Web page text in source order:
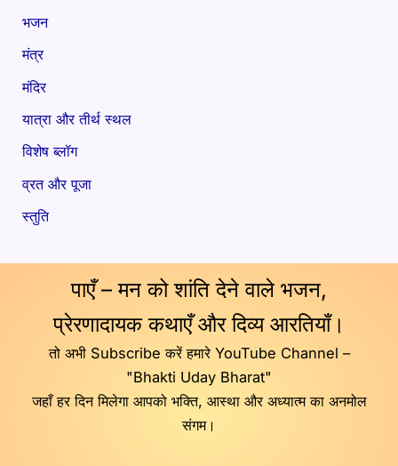
भजन
मंत्र
मंदिर
यात्रा और तीर्थ स्थल
विशेष ब्लॉग
व्रत और पूजा
स्तुति
पाएँ – मन को शांति देने वाले भजन,
प्रेरणादायक कथाएँ और दिव्य आरतियाँ।
तो अभी Subscribe करें हमारे YouTube Channel –
"Bhakti Uday Bharat"
जहाँ हर दिन मिलेगा आपको भक्ति, आस्था और अध्यात्म का अनमोल
संगम।